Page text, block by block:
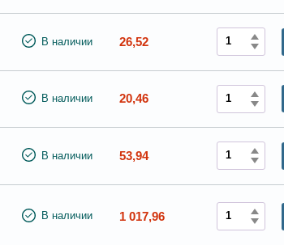
В наличии 26,52
В наличии 20,46
В наличии 53,94
В наличии 1 017,96